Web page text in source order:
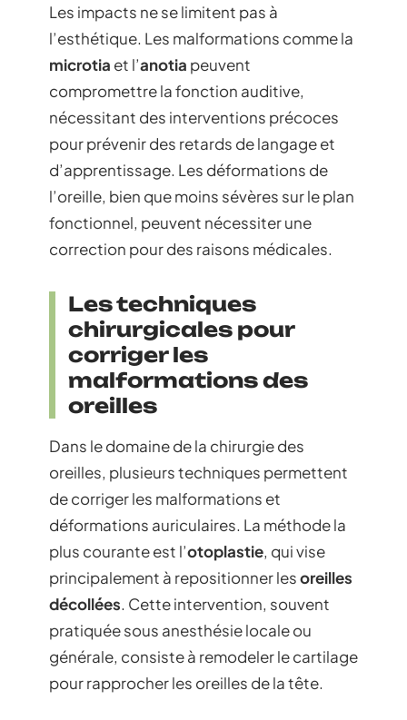
Les impacts ne se limitent pas à
l’esthétique. Les malformations comme la
microtia et l’anotia peuvent
compromettre la fonction auditive,
nécessitant des interventions précoces
pour prévenir des retards de langage et
d’apprentissage. Les déformations de
l’oreille, bien que moins sévères sur le plan
fonctionnel, peuvent nécessiter une
correction pour des raisons médicales.
Les techniques
chirurgicales pour
corriger les
malformations des
oreilles
Dans le domaine de la chirurgie des
oreilles, plusieurs techniques permettent
de corriger les malformations et
déformations auriculaires. La méthode la
plus courante est l’otoplastie, qui vise
principalement à repositionner lesoreilles
décollées. Cette intervention, souvent
pratiquée sous anesthésie locale ou
générale, consiste à remodeler le cartilage
pour rapprocher les oreilles de la tête.